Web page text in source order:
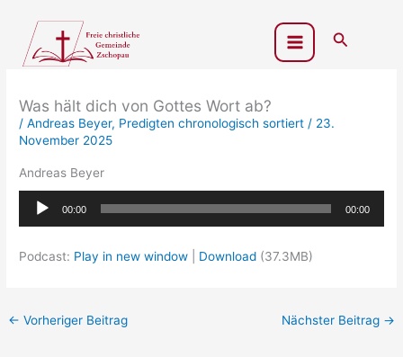
springen
Suchen
Was hält dich von Gottes Wort ab?
/Andreas Beyer, Predigten chronologisch sortiert / 23.
November 2025
Andreas Beyer
Audio-
00:00 00:00
Podcast: Play in new window Download (37.3MB)
← Vorheriger Beitrag Nächster Beitrag →